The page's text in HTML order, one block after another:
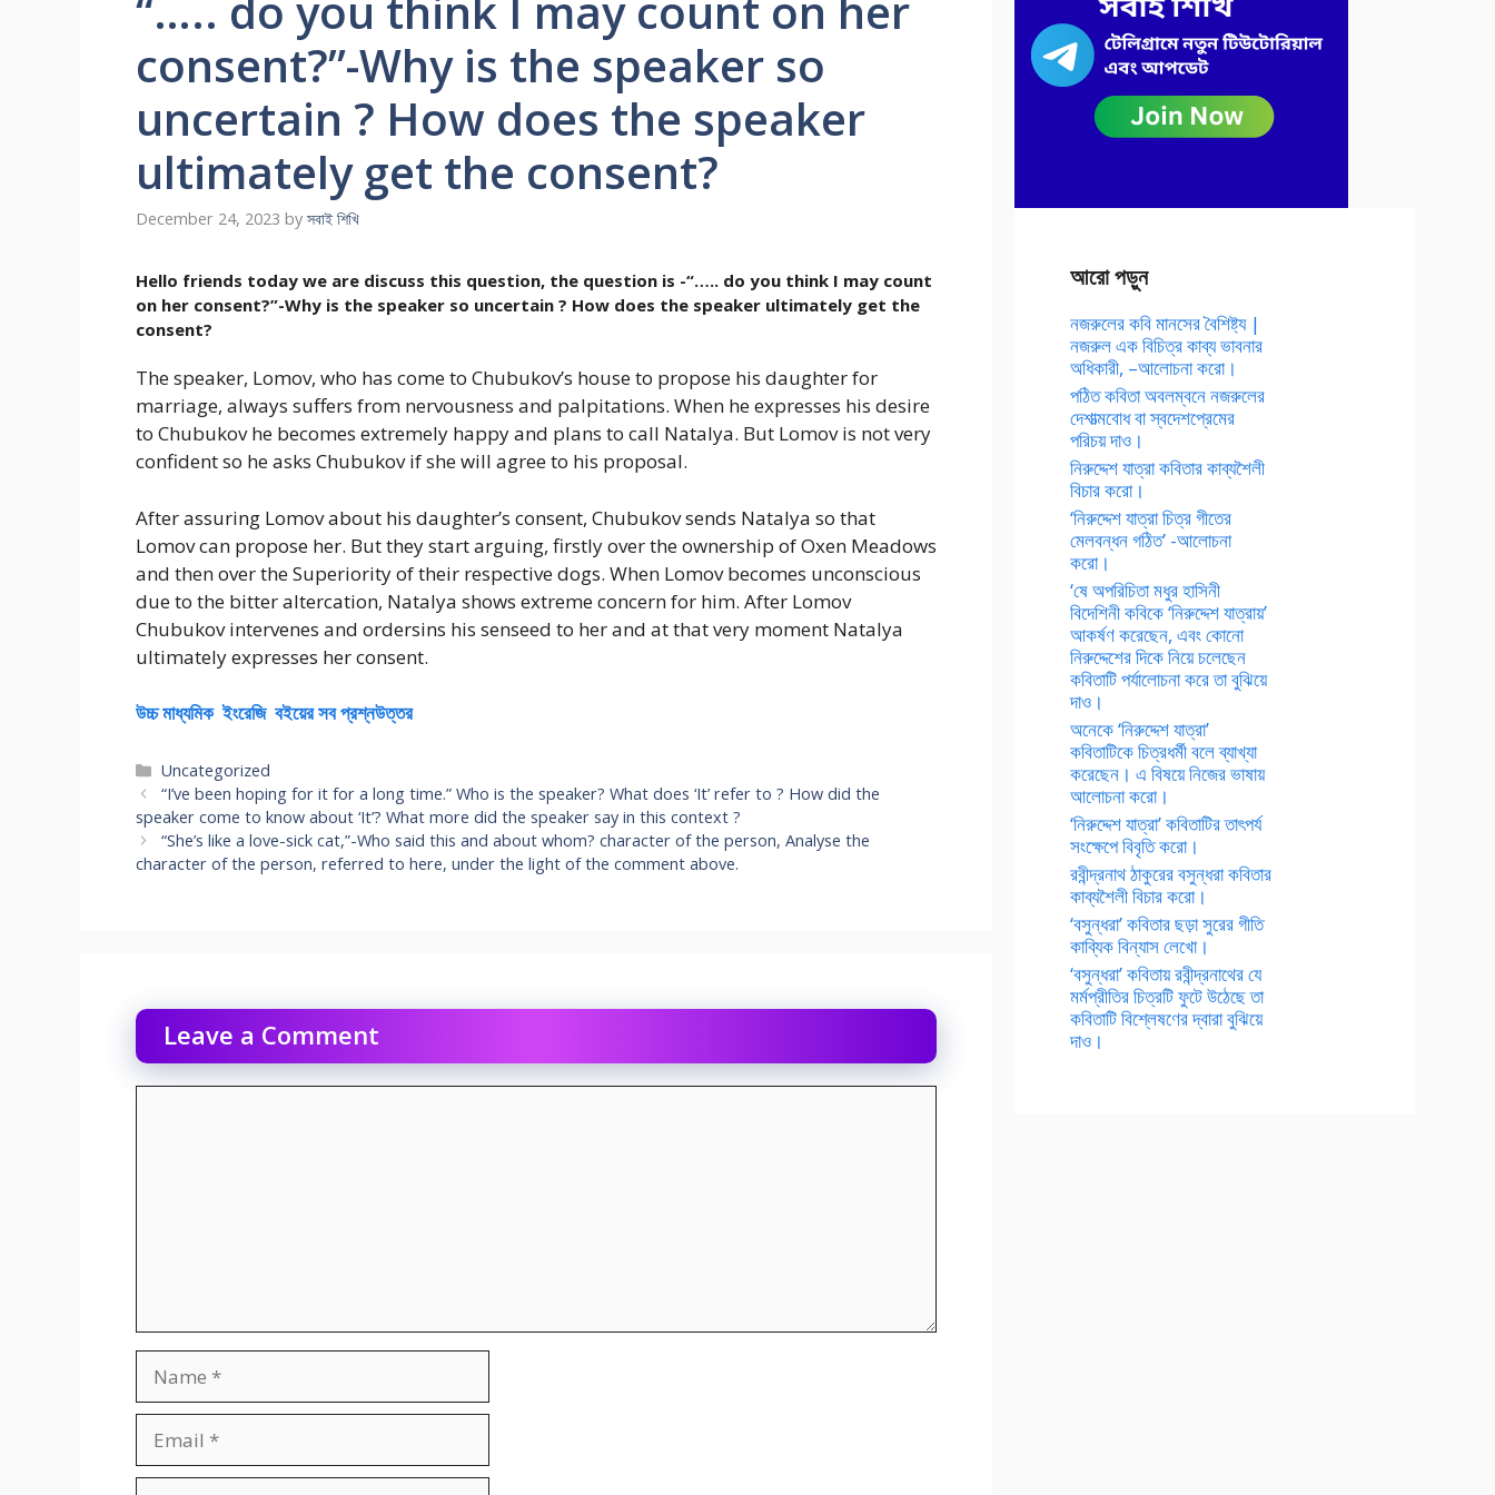
consent?”-Why is the speaker so
uncertain ? How does the speaker
ultimately get the consent?
December 24, 2023 by সবাই শিখি
Hello friends today we are discuss this question, the question is -“….. do you think I may count
on her consent?”-Why is the speaker so uncertain ? How does the speaker ultimately get the
consent?
The speaker, Lomov, who has come to Chubukov’s house to propose his daughter for
marriage, always suffers from nervousness and palpitations. When he expresses his desire
to Chubukov he becomes extremely happy and plans to call Natalya. But Lomov is not very
confident so he asks Chubukov if she will agree to his proposal.
After assuring Lomov about his daughter’s consent, Chubukov sends Natalya so that
Lomov can propose her. But they start arguing, firstly over the ownership of Oxen Meadows
and then over the Superiority of their respective dogs. When Lomov becomes unconscious
due to the bitter altercation, Natalya shows extreme concern for him. After Lomov
Chubukov intervenes and ordersins his senseed to her and at that very moment Natalya
ultimately expresses her consent.
উচ্চ মাধ্যমিক ইংরেজি বইয়ের সব প্রশ্নউত্তর
Categories
Uncategorized
“I’ve been hoping for it for a long time.” Who is the speaker? What does ‘It’ refer to ? How did the
speaker come to know about ‘It’? What more did the speaker say in this context ?
“She’s like a love-sick cat,”-Who said this and about whom? character of the person, Analyse the
character of the person, referred to here, under the light of the comment above.
Leave a Comment
আরো পড়ুন
নজরুলের কবি মানসের বৈশিষ্ট্য |
নজরুল এক বিচিত্র কাব্য ভাবনার
অধিকারী, –আলোচনা করো।
পঠিত কবিতা অবলম্বনে নজরুলের
দেশাত্মবোধ বা স্বদেশপ্রেমের
পরিচয় দাও।
নিরুদ্দেশ যাত্রা কবিতার কাব্যশৈলী
বিচার করো।
‘নিরুদ্দেশ যাত্রা চিত্র গীতের
মেলবন্ধন গঠিত’ -আলোচনা
করো।
‘ষে অপরিচিতা মধুর হাসিনী
বিদেশিনী কবিকে ‘নিরুদ্দেশ যাত্রায়’
আকর্ষণ করেছেন, এবং কোনো
নিরুদ্দেশের দিকে নিয়ে চলেছেন
কবিতাটি পর্যালোচনা করে তা বুঝিয়ে
দাও।
অনেকে ‘নিরুদ্দেশ যাত্রা’
কবিতাটিকে চিত্রধর্মী বলে ব্যাখ্যা
করেছেন। এ বিষয়ে নিজের ভাষায়
আলোচনা করো।
‘নিরুদ্দেশ যাত্রা’ কবিতাটির তাৎপর্য
সংক্ষেপে বিবৃতি করো।
রবীন্দ্রনাথ ঠাকুরের বসুন্ধরা কবিতার
কাব্যশৈলী বিচার করো।
‘বসুন্ধরা’ কবিতার ছড়া সুরের গীতি
কাব্যিক বিন্যাস লেখো।
‘বসুন্ধরা’ কবিতায় রবীন্দ্রনাথের যে
মর্মপ্রীতির চিত্রটি ফুটে উঠেছে তা
কবিতাটি বিশ্লেষণের দ্বারা বুঝিয়ে
দাও।